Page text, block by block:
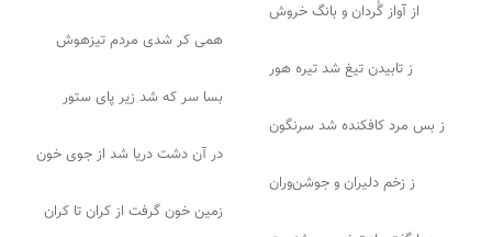
از آواز گُردان و بانگ خروش
همی کر شدی مردم تیزهوش
ز تابیدن تیغ شد تیره هور
بسا سر که شد زیر پای ستور
ز بس مرد کافکنده شد سرنگون
در آن دشت دریا شد از جوی خون
ز زخم دلیران و جوشن‌وران
زمین خون گرفت از کران تا کران